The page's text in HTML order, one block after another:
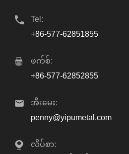
Tel:
+86-577-62851855
ဖက်စ်:
+86-577-62852855
အီးမေး:
penny@yipumetal.com
လိပ်စာ: